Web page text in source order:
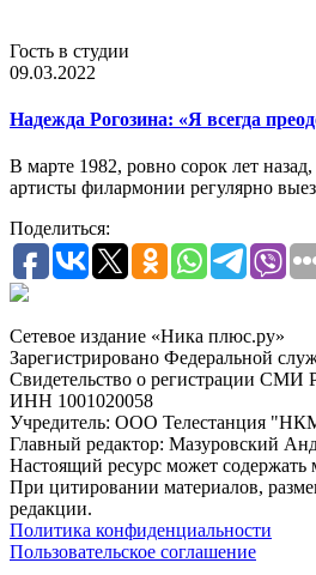
Гость в студии
09.03.2022
Надежда Рогозина: «Я всегда
В марте 1982, ровно сорок лет
артисты филармонии регулярно
Поделиться:
Сетевое издание «Ника плюс.ру»
Зарегистрировано Федеральной
Свидетельство о регистрации СМИ
ИНН 1001020058
Учредитель: ООО Телестанция
Главный редактор: Мазуровский
Настоящий ресурс может содержать
При цитировании материалов,
редакции.
Политика конфиденциальности
Пользовательское соглашение